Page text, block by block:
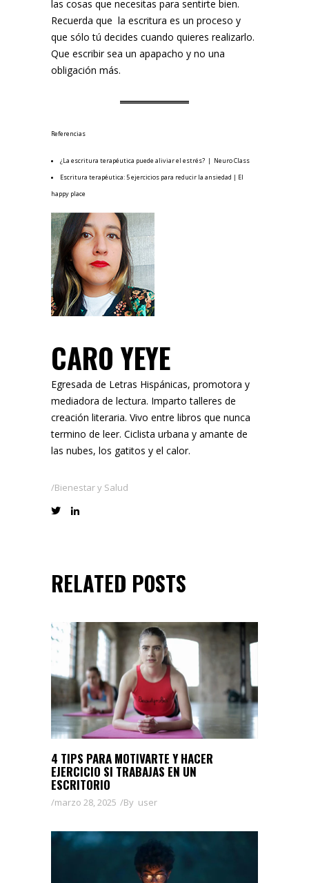
las cosas que necesitas para sentirte bien.
Recuerda que la escritura es un proceso y
que sólo tú decides cuando quieres realizarlo.
Que escribir sea un apapacho y no una
obligación más.
Referencias
¿La escritura terapéutica puede aliviar el estrés? | Neuro Class
Escritura terapéutica: 5 ejercicios para reducir la ansiedad | El
happy place
CARO YEYE
Egresada de Letras Hispánicas, promotora y
mediadora de lectura. Imparto talleres de
creación literaria. Vivo entre libros que nunca
termino de leer. Ciclista urbana y amante de
las nubes, los gatitos y el calor.
Bienestar y Salud
RELATED POSTS
4 TIPS PARA MOTIVARTE Y HACER
EJERCICIO SI TRABAJAS EN UN
ESCRITORIO
marzo 28, 2025 By user